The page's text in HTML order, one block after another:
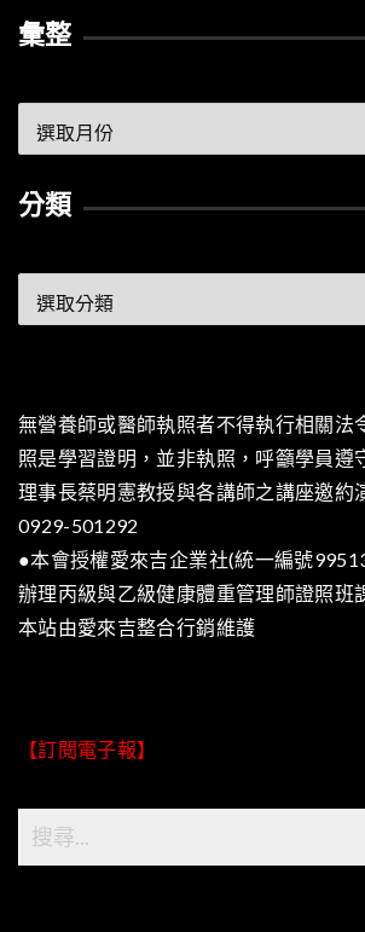
彙整
整
分類
類
無營養師或醫師執照者不得執行相關法
照是學習證明，並非執照，呼籲學員遵
理事長蔡明憲教授與各講師之講座邀約
0929-501292
●本會授權愛來吉企業社(統一編號
辦理丙級與乙級健康體重管理師證照班
本站由愛來吉整合行銷維護
【訂閱電子報】